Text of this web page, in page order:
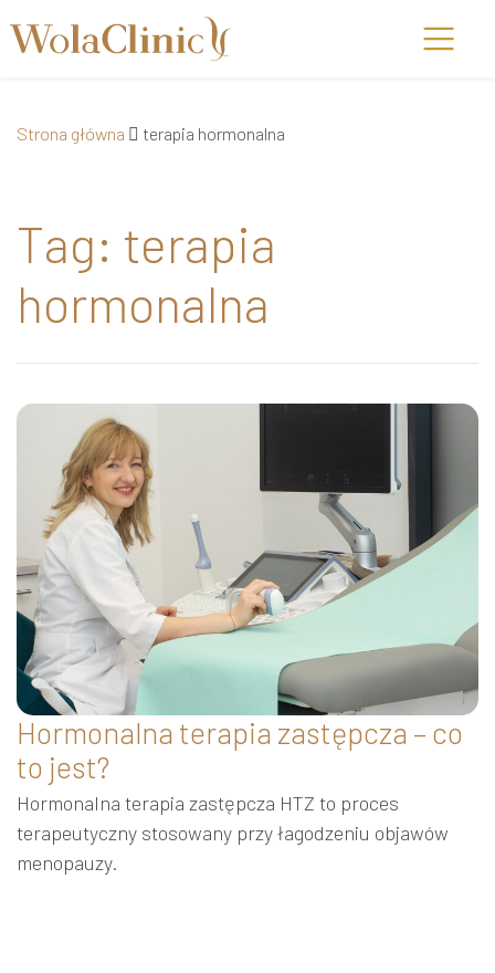
Strona główna terapia hormonalna
Tag: terapia
hormonalna
Hormonalna terapia zastępcza – co
to jest?
Hormonalna terapia zastępcza HTZ to proces
terapeutyczny stosowany przy łagodzeniu objawów
menopauzy.